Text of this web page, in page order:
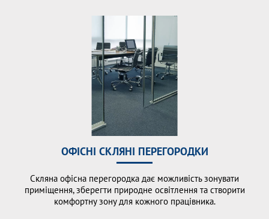
ОФІСНІ СКЛЯНІ ПЕРЕГОРОДКИ
Скляна офісна перегородка дає можливість зонувати
приміщення, зберегти природне освітлення та створити
комфортну зону для кожного працівника.